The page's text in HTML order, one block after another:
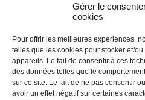
Gérer le
cookies
Pour offrir les meilleures expériences,
telles que les cookies pour stocker et/
appareils. Le fait de consentir à ces
des données telles que le
sur ce site. Le fait de ne pas consentir
avoir un effet négatif sur certaines